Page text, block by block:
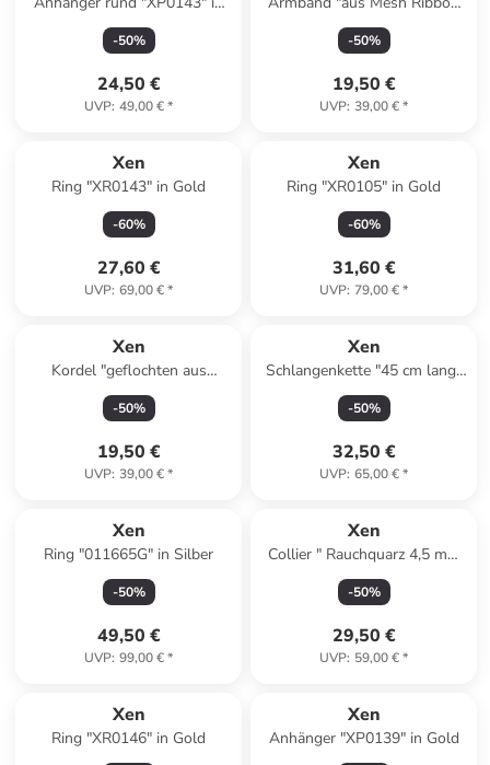
Gold
-50%
24,50 €
UVP: 49,00 €*
und Edelstahl" in Schwarz
-50%
19,50 €
UVP: 39,00 €*
Xen
Ring "XR0143" in Gold
-60%
27,60 €
UVP: 69,00 €*
Xen
Ring "XR0105" in Gold
-60%
31,60 €
UVP: 79,00 €*
Xen
Kordel "geflochten aus
Microfaser rosa" in Rosa
-50%
19,50 €
UVP: 39,00 €*
Xen
Schlangenkette "45 cm lang"
in Silber
-50%
32,50 €
UVP: 65,00 €*
Xen
Ring "011665G" in Silber
-50%
49,50 €
UVP: 99,00 €*
Xen
Collier " Rauchquarz 4,5 mm
Kugeln facettiert" in Braun
-50%
29,50 €
UVP: 59,00 €*
Xen
Ring "XR0146" in Gold
Xen
Anhänger "XP0139" in Gold